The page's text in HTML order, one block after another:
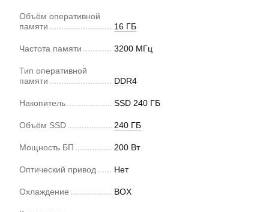
Объём оперативной
памяти
16 ГБ
Частота памяти 3200 МГц
Тип оперативной
памяти
DDR4
Накопитель SSD 240 ГБ
Объём SSD 240 ГБ
Мощность БП 200 Вт
Оптический привод Нет
Охлаждение BOX